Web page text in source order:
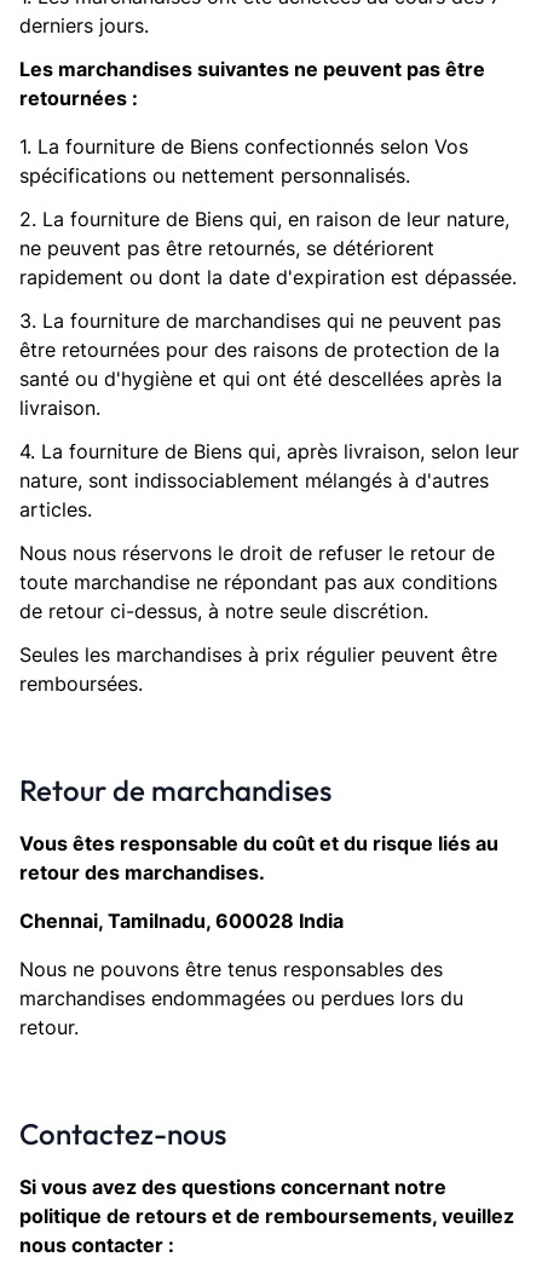
derniers jours.
Les marchandises suivantes ne peuvent pas être
retournées :
1. La fourniture de Biens confectionnés selon Vos
spécifications ou nettement personnalisés.
2. La fourniture de Biens qui, en raison de leur nature,
ne peuvent pas être retournés, se détériorent
rapidement ou dont la date d'expiration est dépassée.
3. La fourniture de marchandises qui ne peuvent pas
être retournées pour des raisons de protection de la
santé ou d'hygiène et qui ont été descellées après la
livraison.
4. La fourniture de Biens qui, après livraison, selon leur
nature, sont indissociablement mélangés à d'autres
articles.
Nous nous réservons le droit de refuser le retour de
toute marchandise ne répondant pas aux conditions
de retour ci-dessus, à notre seule discrétion.
Seules les marchandises à prix régulier peuvent être
remboursées.
Retour de marchandises
Vous êtes responsable du coût et du risque liés au
retour des marchandises.
Chennai, Tamilnadu, 600028 India
Nous ne pouvons être tenus responsables des
marchandises endommagées ou perdues lors du
retour.
Contactez-nous
Si vous avez des questions concernant notre
politique de retours et de remboursements, veuillez
nous contacter :